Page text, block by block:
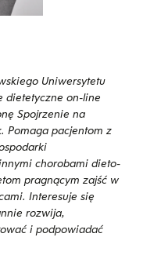
Uniwersytetu
dietetyczne on-line
Spojrzenie na
Pomaga pacjentom z
chorobami dieto-
pragnącym zajść w
Interesuje się
rozwija,
i podpowiadać